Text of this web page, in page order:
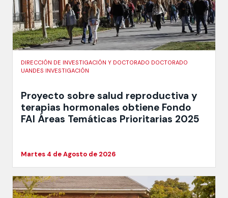
DIRECCIÓN DE INVESTIGACIÓN Y DOCTORADO DOCTORADO
UANDES INVESTIGACIÓN
Proyecto sobre salud reproductiva y
terapias hormonales obtiene Fondo
FAI Áreas Temáticas Prioritarias 2025
Martes 4 de Agosto de 2026